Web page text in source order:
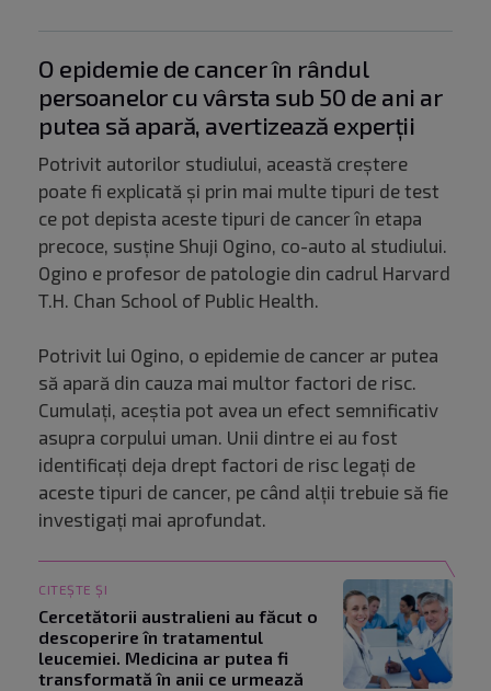
O epidemie de cancer în rândul
persoanelor cu vârsta sub 50 de ani ar
putea să apară, avertizează experții
Potrivit autorilor studiului, această creștere
poate fi explicată și prin mai multe tipuri de test
ce pot depista aceste tipuri de cancer în etapa
precoce, susține Shuji Ogino, co-auto al studiului.
Ogino e profesor de patologie din cadrul Harvard
T.H. Chan School of Public Health.
Potrivit lui Ogino, o epidemie de cancer ar putea
să apară din cauza mai multor factori de risc.
Cumulați, aceștia pot avea un efect semnificativ
asupra corpului uman. Unii dintre ei au fost
identificați deja drept factori de risc legați de
aceste tipuri de cancer, pe când alții trebuie să fie
investigați mai aprofundat.
CITEȘTE ȘI
Cercetătorii australieni au făcut o
descoperire în tratamentul
leucemiei. Medicina ar putea fi
transformată în anii ce urmează